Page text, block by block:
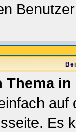
Thema
Es